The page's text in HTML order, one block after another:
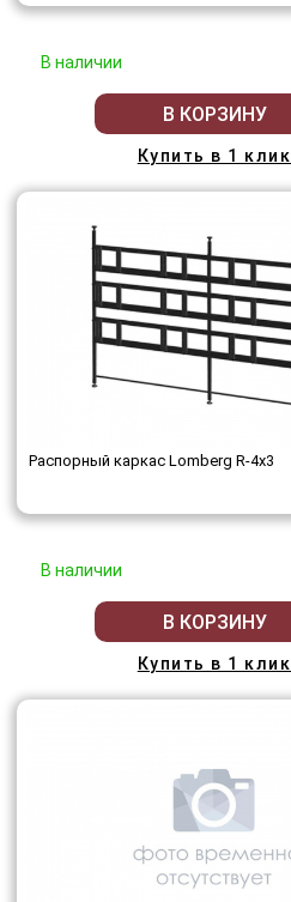
В наличии
В КОРЗИНУ
Купить в 1 клик
Распорный каркас Lomberg R-4х3
В наличии
В КОРЗИНУ
Купить в 1 клик